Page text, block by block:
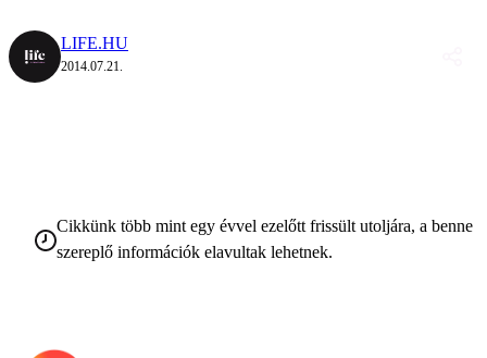
LIFE.HU
2014.07.21.
Cikkünk több mint egy évvel ezelőtt frissült utoljára, a benne
szereplő információk elavultak lehetnek.